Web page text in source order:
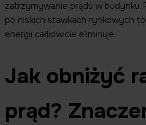
zatrzymywanie prądu w budynku.
po niskich stawkach rynkowych
energii całkowicie eliminuje.
Jak obniżyć
prąd?